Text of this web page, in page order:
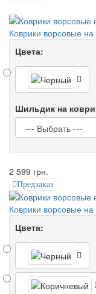
Коврики ворсовые
Цвета:
Шильдик на
2 599 грн.
Предзаказ
Коврики ворсовые
Цвета: